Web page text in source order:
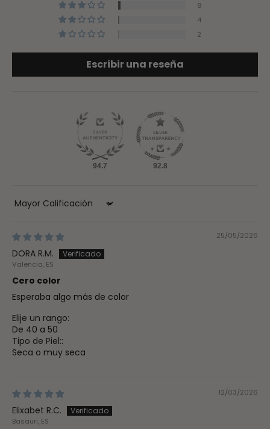
8
4
2
Escribir una reseña
94.7 92.8
Sort by
25/05/2026
DORA R.M.
Valencia, ES
Cero color
Esperaba algo más de color
Elije un rango:
De 40 a 50
Tipo de Piel::
Seca o muy seca
12/03/2026
Elixabet R.C.
Basauri, ES